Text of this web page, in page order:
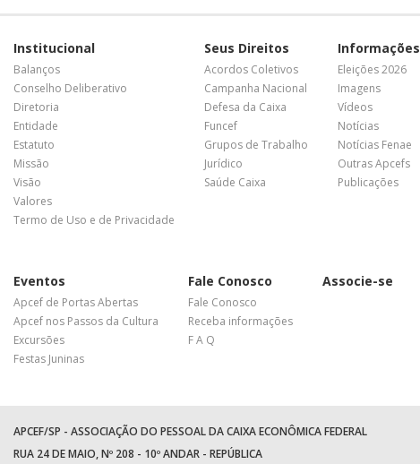
Institucional
Balanços
Conselho Deliberativo
Diretoria
Entidade
Estatuto
Missão
Visão
Valores
Termo de Uso e de Privacidade
Seus Direitos
Acordos Coletivos
Campanha Nacional
Defesa da Caixa
Funcef
Grupos de Trabalho
Jurídico
Saúde Caixa
Informações
Eleições 2026
Imagens
Vídeos
Notícias
Notícias Fenae
Outras Apcefs
Publicações
Eventos
Apcef de Portas Abertas
Apcef nos Passos da Cultura
Excursões
Festas Juninas
Fale Conosco
Fale Conosco
Receba informações
F A Q
Associe-se
APCEF/SP - ASSOCIAÇÃO DO PESSOAL DA CAIXA ECONÔMICA FEDERAL
RUA 24 DE MAIO, Nº 208 - 10º ANDAR - REPÚBLICA